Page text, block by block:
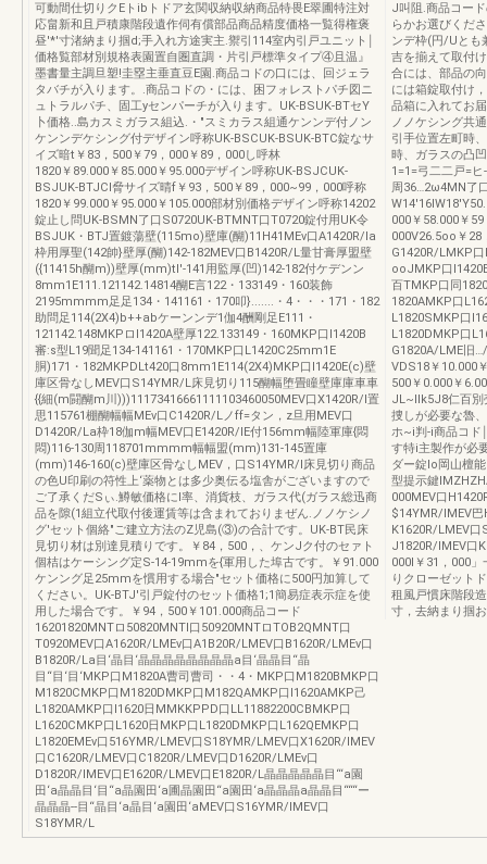
可動間仕切りクEトibトドア玄関収納収納商品特畏E翠圃特注対
応畠新和且戸積康階段遺作伺有償部品商品精度価格一覧得権褒
昼'*'寸渚納まり掴d;手入れ方途実主.禦引114室内引戸ユニット￨
価格覧部材別規格表園置自圏直調・片引戸標準タイプ④且温』
墨書量主調旦塑!圭塁主垂直豆E園.商品コドの口には、回ジェラ
タバチが入ります。.商品コドの・には、困フォレストパチ図ニ
ュトラルパチ、固工yセンパーチが入ります。UK-BSUK-BTセY
卜価格..島カスミガラス組込.・"スミカラス組通ケンンデ付ノン
ケンンデケシング付デザイン呼称UK-BSCUK-BSUK-BTC錠なサ
イズ暗t￥83，500￥79，000￥89，000し呼林
1820￥89.000￥85.000￥95.000デザイン呼称UK-BSJCUK-
BSJUK-BTJCI脅サイズ晴f￥93，500￥89，000~99，000呼称
1820￥99.000￥95.000￥105.000部材別価格デザイン呼称14202
錠止し問UK-BSMN了口S0720UK-BTMNT口T0720錠付用UK令
BSJUK・BTJ置鍍蕩壁(115mo)壁庫(醐)11H41MEv口A1420R/la
枠用厚聖(142帥}壁厚(醐)142-182MEV口B1420R/L量甘膏厚盟壁
({11415h醐m))壁厚(mm)tl'-141用監厚(凹)142-182付ケデンン
8mm1E111.121142.14814醐E言122・133149・160装飾
2195mmmm足足134・141161・170叩}.......・4・・・171・182
助問足114(2X4)b++abケーンンデ1伽4酬剛足E111・
121142.148MKPロl1420A壁厚122.133149・160MKP口l1420B
審:s型L19聞足134-141161・170MKP口L1420C25mm1E
胴)171・182MKPDLt420口8mm1E114(2X4)MKP口l1420E(c)壁
庫区骨なしMEV口S14YMR/L床見切り115醐幅堕畳瞳壁庫庫車車
{{細(m闘醐m川)))11173416661111103460050MEV口X1420R/l置
思115761棚醐幅幅MEv口C1420R/Lノff=タン，z旦用MEV口
D1420R/La枠18伽m幅MEV口E1420R/lE付156mm幅陸軍庫{悶
悶)116-130周118701mmmm幅幅盟(mm)131-145置庫
(mm)146-160(c)壁庫区骨なしMEV，口S14YMR/l床見切り商品
の色U印刷の符性上‘薬物とは多少奥伝る塩舎がございますので
ご了承くだSぃ.鱒敏価格にl率、消貨枝、ガラス代(ガラス総迅商
品を隙(1組立代取付後運賃等は含まれておりまぜん.ノノケシノ
グ'セット個絡"ご建立方法のZ児島(③)の合計です。UK-BT民床
見切り材は別達見積りです。￥84，500，、ケンJク付のセァト
個桔はケーシング定S-14-19mmを{軍用した埠古です。￥91.000
ケンング足25mmを慣用する場合"セット価格に500円加算して
ください。UK-BTJ'引戸錠付のセット価格1;1簡易症表示症を使
用した場合です。￥94，500￥101.000商品コード
16201820MNTロ50820MNTI口50920MNTロTOB2QMNT口
T0920MEV口A1620R/LMEv口A1B20R/LMEV口B1620R/LMEv口
B1820R/La目‘晶目‘晶晶晶晶晶晶晶晶a目‘晶晶目“晶
目“目‘目‘MKP口M1820A曹司曹司・・4・MKP口M1820BMKP口
M1820CMKP口M1820DMKP口M182QAMKP口l1620AMKP己
L1820AMKP口l1620日MMKKPPD口LL11882200CBMKP口
L1620CMKP口L1620日MKP口L1820DMKP口L162QEMKP口
L1820EMEv口516YMR/LMEV口S18YMR/LMEV口X1620R/lMEV
口C1620R/LMEV口C1820R/LMEV口D1620R/LMEv口
D1820R/lMEV口E1620R/LMEV口E1820R/L晶晶晶晶晶目“‘a園
田‘a晶晶目‘目“a晶園田‘a圃晶園田“a園田‘a晶晶晶a晶晶目“““ー
晶晶晶--目“晶目‘a晶目‘a園田‘aMEV口S16YMR/lMEV口
S18YMR/L
J叫阻.商品コー
らかお選びくだ
ンデ枠(円/Uとも
吉を揃えて取付
合には、部品の
には箱錠取付け
品箱に入れてお
ノノケシング共
引手位置左町時
時、ガラスの凸
1=1=弓二二戸=
周36…2ω4MN了
000￥58.000￥
000V26.5oo￥28
G1420R/LMKP
ooJMKP口
百TMKP口同
1820AMKP口
L1820SMKP口
L1820DMKP口
G1820A/LME旧
VDS18￥10.000
500￥0.000￥
JL~llk5J8仁百別
捜しが必要な魯
ホ~i判-i商品コド
す特i主製作が必
ダー錠lo岡山檀
型提示鍵
000MEV口
$14YMR/lMEV
K1620R/LMEV
J1820R/lMEV口
000I￥31，000
りクローゼット
租風戸慣床階段
寸，去納まり掴